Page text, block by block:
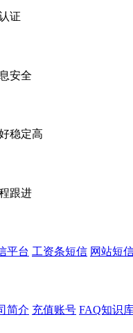
证
安全
稳定高
跟进
平台 工资条短信 网站短
简介 充值账号 FAQ知识